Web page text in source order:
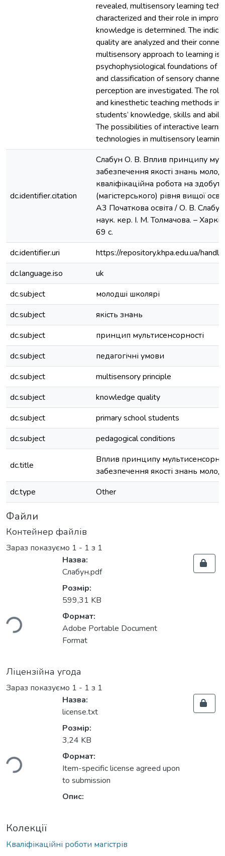
revealed, multisensory learning
characterized and their role in
knowledge is determined. The
quality are analyzed and their
multisensory approach to learning is
psychophysiological foundations of
and classification of sensory
perception are investigated. The
and kinesthetic teaching methods in
students’ knowledge, skills and
The possibilities of interactive
technologies in multisensory
dc.identifier.citation
Слабун О. В. Вплив принципу
забезпечення якості знань
кваліфікаційна робота на
(магістерського) рівня вищої
А3 Початкова освіта / О. В.
наук. кер. І. М. Толмачова. –
69 с.
dc.identifier.uri
https://repository.khpa.edu.ua/
dc.language.iso
uk
dc.subject
молодші школярі
dc.subject
якість знань
dc.subject
принцип мультисенсорності
dc.subject
педагогічні умови
dc.subject
multisensory principle
dc.subject
knowledge quality
dc.subject
primary school students
dc.subject
pedagogical conditions
dc.title
Вплив принципу
забезпечення якості знань
dc.type
Other
Файли
Контейнер файлів
Зараз показуємо 1 - 1 з 1
Назва:
Слабун.pdf
Розмір:
599,31 KB
Формат:
Adobe Portable Document
Format
Ліцензійна угода
Зараз показуємо 1 - 1 з 1
Назва:
license.txt
Розмір:
3,24 KB
Формат:
Item-specific license agreed upon
to submission
Опис:
Колекції
Кваліфікаційні роботи магістрів